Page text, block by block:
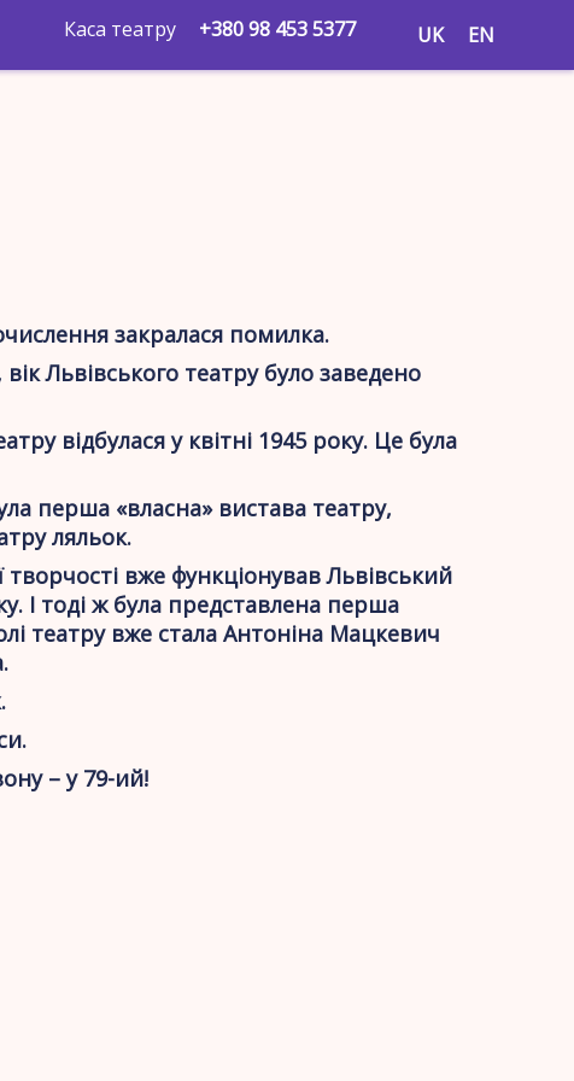
Каса театру +380 98 453 5377 UK EN
закралася помилка.
Львівського театру було заведено
відбулася у квітні 1945 року. Це була
перша «власна» вистава театру,
ляльок.
вже функціонував Львівський
І тоді ж була представлена перша
театру вже стала Антоніна Мацкевич
– у 79-ий!